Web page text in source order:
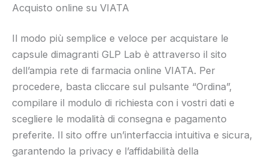
Acquisto online su VIATA
Il modo più semplice e veloce per acquistare le
capsule dimagranti GLP Lab è attraverso il sito
dell’ampia rete di farmacia online VIATA. Per
procedere, basta cliccare sul pulsante “Ordina”,
compilare il modulo di richiesta con i vostri dati e
scegliere le modalità di consegna e pagamento
preferite. Il sito offre un’interfaccia intuitiva e sicura,
garantendo la privacy e l’affidabilità della